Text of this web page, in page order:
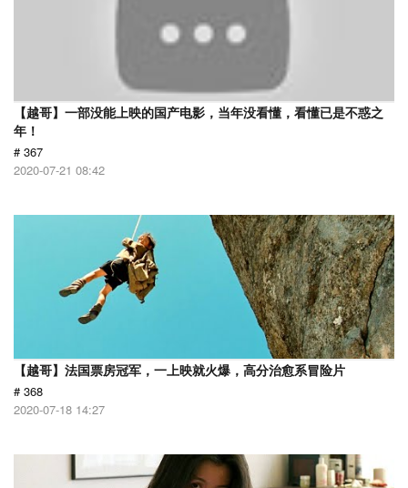
【越哥】一部没能上映的国产电影，当年没看懂，看懂已是不惑之
年！
# 367
2020-07-21 08:42
【越哥】法国票房冠军，一上映就火爆，高分治愈系冒险片
# 368
2020-07-18 14:27